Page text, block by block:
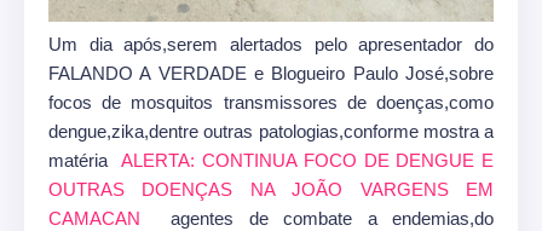
Um dia após,serem alertados pelo apresentador do
FALANDO A VERDADE e Blogueiro Paulo José,sobre
focos de mosquitos transmissores de doenças,como
dengue,zika,dentre outras patologias,conforme mostra a
matéria ALERTA: CONTINUA FOCO DE DENGUE E
OUTRAS DOENÇAS NA JOÃO VARGENS EM
CAMACAN
agentes de combate a endemias,do